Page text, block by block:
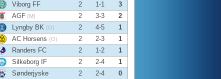
Viborg FF 2 1-1
3
AGF (M) 2 3-3
2
Lyngby BK (O) 2 4-5
1
AC Horsens (O) 2 2-3
1
Randers FC 2 1-2
1
Silkeborg IF 2 2-4
1
Sønderjyske 2 2-4 0